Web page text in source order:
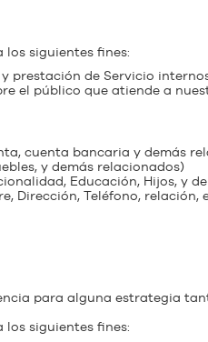
los siguientes fines:
prestación de Servicio
el público que atiende a
cuenta bancaria y demás
y demás relacionados)
Educación, Hijos, y
Dirección, Teléfono, relación,
para alguna estrategia
los siguientes fines: